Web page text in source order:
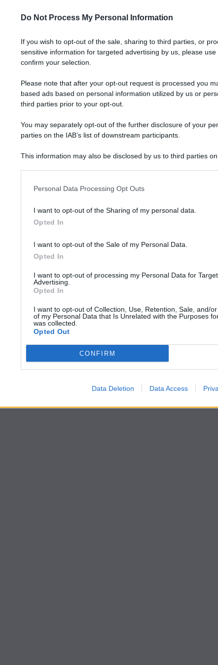
Do Not Process My Personal Information
If you wish to opt-out of the sale, sharing to third parties, or
sensitive information for targeted advertising by us, please
confirm your selection.
Please note that after your opt-out request is processed you
based ads based on personal information utilized by us or
third parties prior to your opt-out.
You may separately opt-out of the further disclosure of your
parties on the IAB’s list of downstream participants.
This information may also be disclosed by us to third parties
Personal Data Processing Opt Outs
I want to opt-out of the Sharing of my personal data.
Opted In
I want to opt-out of the Sale of my Personal Data.
Opted In
I want to opt-out of processing my Personal Data for
Advertising.
Opted In
I want to opt-out of Collection, Use, Retention, Sale, and/
of my Personal Data that Is Unrelated with the Purposes
was collected.
Opted Out
CONFIRM
Data Deletion Data Access